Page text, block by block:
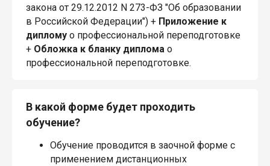
закона от 29.12.2012 N 273-ФЗ "Об образовании
в Российской Федерации") + Приложение к
диплому о профессиональной переподготовке
+ Обложка к бланку диплома о
профессиональной переподготовке.
В какой форме будет проходить
обучение?
Обучение проводится в заочной форме с
применением дистанционных